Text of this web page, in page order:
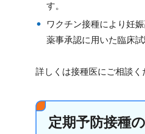
す。
ワクチン接種により妊
薬事承認に用いた臨床
詳しくは接種医にご相談く
定期予防接種